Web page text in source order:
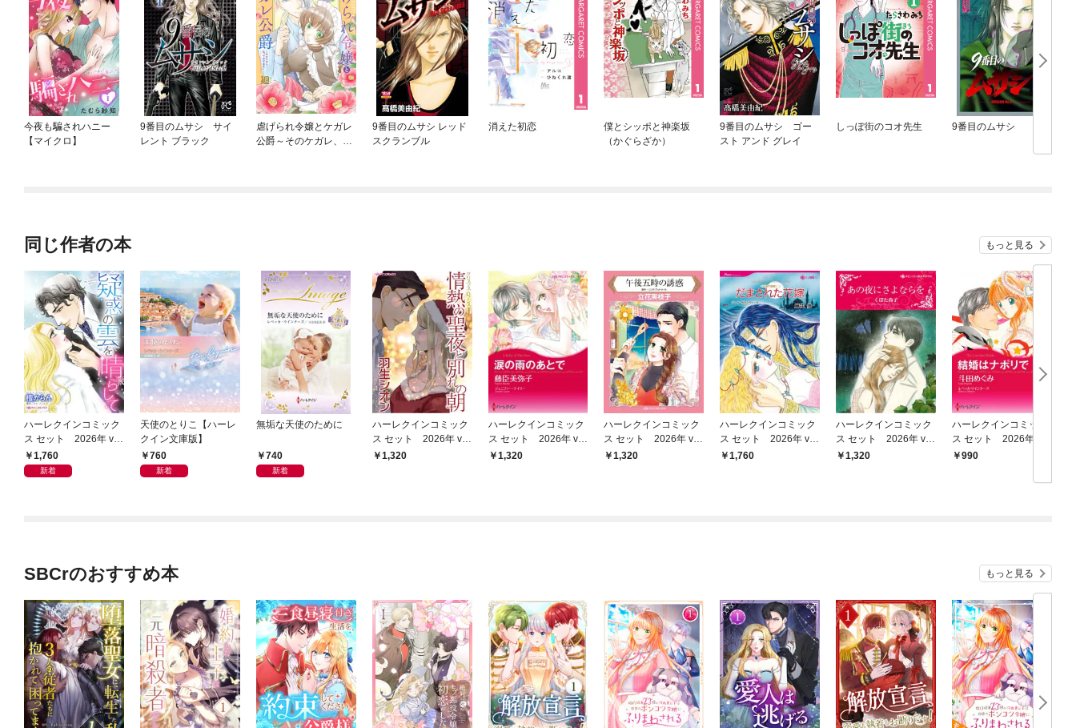
今夜も騙されハニー
【マイクロ】
9番目のムサシ サイ
レント ブラック
虐げられ令嬢とケガレ
公爵～そのケガレ、払
9番目のムサシ レッド
スクランブル
消えた初恋
僕とシッポと神楽坂
（かぐらざか）
9番目のムサシ ゴー
スト アンド グレイ
しっぽ街のコオ先生 9番目のムサシ
同じ作者の本 もっと見る
ハーレクインコミック
ス セット 2026年 vo
l.1081
1,760
新着
天使のとりこ【ハーレ
クイン文庫版】
760
新着
無垢な天使のために
740
新着
ハーレクインコミック
ス セット 2026年 vo
l.865
1,320
ハーレクインコミック
ス セット 2026年 vo
l.859
1,320
ハーレクインコミック
ス セット 2026年 vo
l.854
1,320
ハーレクインコミック
ス セット 2026年 vo
l.909
1,760
ハーレクインコミック
ス セット 2026年 vo
l.839
1,320
ハーレクインコミック
ス セット 2026年 vo
l.785
990
SBCrのおすすめ本 もっと見る